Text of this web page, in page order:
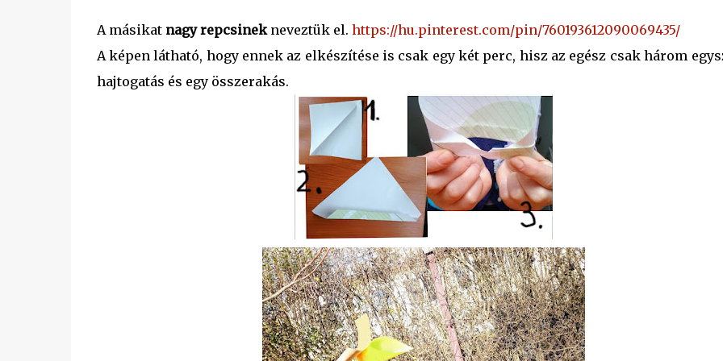
A másikat nagy repcsinekneveztük el. https://hu.pinterest.com/pin/760193612090069435/
A képen látható, hogy ennek az elkészítése is csak egy két perc, hisz az egész csak három
hajtogatás és egy összerakás.